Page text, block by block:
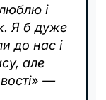
і
Я б дуже
до нас і
але
—